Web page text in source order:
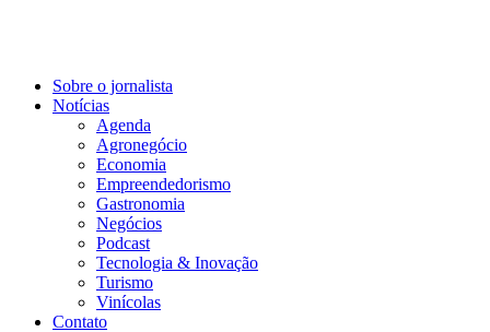
Sobre o jornalista
Notícias
Agenda
Agronegócio
Economia
Empreendedorismo
Gastronomia
Negócios
Podcast
Tecnologia & Inovação
Turismo
Vinícolas
Contato